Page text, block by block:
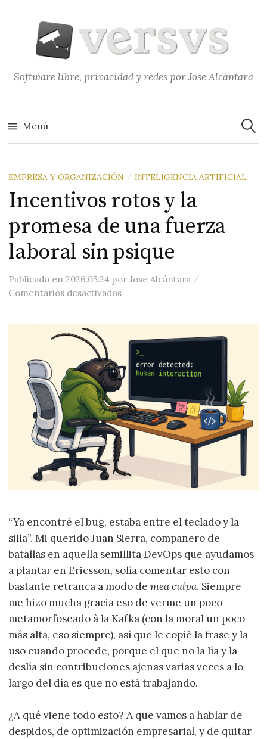
contenido
Software libre, privacidad y redes por Jose Alcántara
Menú
EMPRESA Y ORGANIZACIÓN / INTELIGENCIA ARTIFICIAL
Incentivos rotos y la
promesa de una fuerza
laboral sin psique
Publicado en2026.05.24 porJose Alcántara /
Comentarios desactivadosen Incentivos rotos y la promesa
“Ya encontré el bug, estaba entre el teclado y la
silla”. Mi querido Juan Sierra, compañero de
batallas en aquella semillita DevOps que ayudamos
a plantar en Ericsson, solía comentar esto con
bastante retranca a modo demea culpa. Siempre
me hizo mucha gracia eso de verme un poco
metamorfoseado à la Kafka (con la moral un poco
más alta, eso siempre), así que le copié la frase y la
uso cuando procede, porque el que no la lía y la
deslía sin contribuciones ajenas varias veces a lo
largo del día es que no está trabajando.
¿A qué viene todo esto? A que vamos a hablar de
despidos, de optimización empresarial, y de quitar